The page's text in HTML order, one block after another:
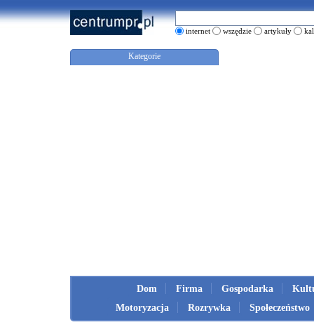
internet wszędzie artykuły
Kategorie
Dom Firma Gospodarka
Motoryzacja
Rozrywka Społeczeństwo